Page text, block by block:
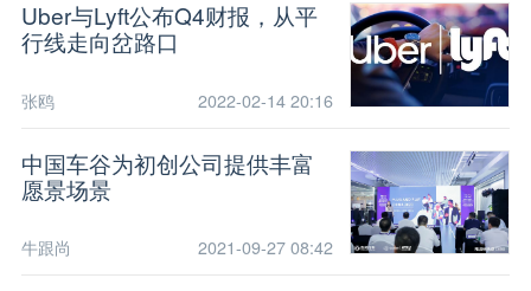
Uber与Lyft公布Q4财报，从平
行线走向岔路口
张鸥 2022-02-14 20:16
中国车谷为初创公司提供丰富
愿景场景
牛跟尚 2021-09-27 08:42